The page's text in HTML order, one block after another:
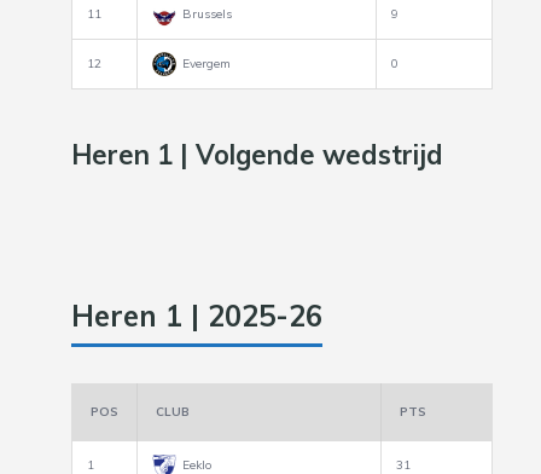
11 Brussels 9
12 Evergem 0
Heren 1 | Volgende wedstrijd
Heren 1 | 2025-26
POS CLUB PTS
1 Eeklo 31